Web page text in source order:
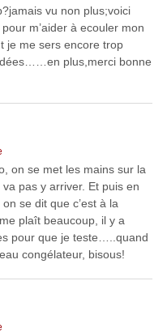
vu non plus;voici
m’aider à ecouler mon
je me sers encore trop
plus,merci bonne
on se met les mains sur la
pas y arriver. Et puis en
se dit que c’est à la
plaît beaucoup, il y a
pour que je teste…..quand
congélateur, bisous!